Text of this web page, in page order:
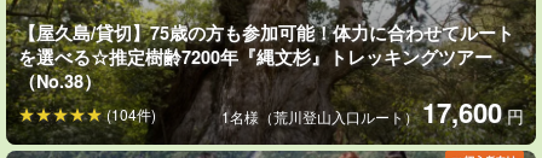
ゆったりトレッキングを楽しみたい方にオススメ
75歳の方まで気軽に参加可能！
75歳の方まで参加可能です。体力に不安のある方も貸切なのでご
【屋久島/貸切】75歳の方も参加可能！体力に合わせてルート
を選べる☆推定樹齢7200年『縄文杉』トレッキングツアー
（No.38）
1名様（荒川登山入口ルート）17,600 円
(104件)